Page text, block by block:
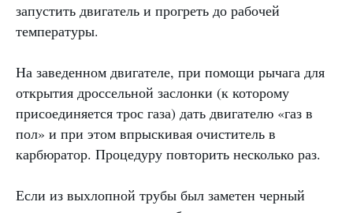
запустить двигатель и прогреть до рабочей
температуры.
На заведенном двигателе, при помощи рычага для
открытия дроссельной заслонки (к которому
присоединяется трос газа) дать двигателю «газ в
пол» и при этом впрыскивая очиститель в
карбюратор. Процедуру повторить несколько раз.
Если из выхлопной трубы был заметен черный